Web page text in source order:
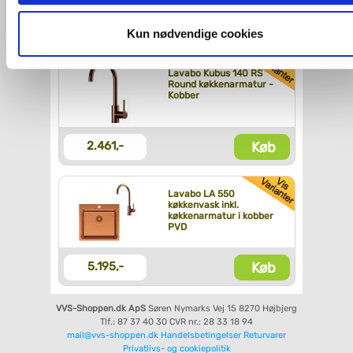
og fra nedenfor. Til enhver tid er det ligeledes muligt, at
dit samtykke, hvis du måtte ønske det.
Du kan se mere om, hvordan vi behandler dine
personoplysninger, ved at klikkeher.
Kun nødvendige cookies
Lavabo Kubus 140 RS
Round køkkenarmatur -
Kobber
2.461,- Køb
Lavabo LA 550
køkkenvask inkl.
køkkenarmatur i kobber
PVD
5.195,- Køb
VVS-Shoppen.dk ApS Søren Nymarks Vej 15 8270 Højbjerg
Tlf.: 87 37 40 30 CVR nr.: 28 33 18 94
mail@vvs-shoppen.dk Handelsbetingelser Returvarer
Privatlivs- og cookiepolitik